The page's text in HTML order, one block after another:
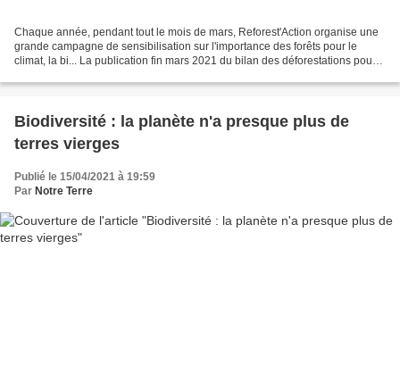
Chaque année, pendant tout le mois de mars, Reforest'Action organise une
grande campagne de sensibilisation sur l'importance des forêts pour le
climat, la bi... La publication fin mars 2021 du bilan des déforestations pour
Biodiversité : la planète n'a presque plus de
terres vierges
Publié le 15/04/2021 à 19:59
Par Notre Terre